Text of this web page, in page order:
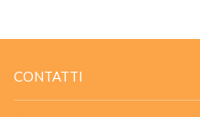
CONTATTI